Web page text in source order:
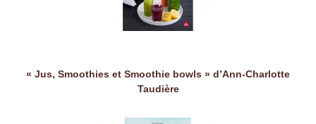
« Jus, Smoothies et Smoothie bowls » d’Ann-Charlotte
Taudière